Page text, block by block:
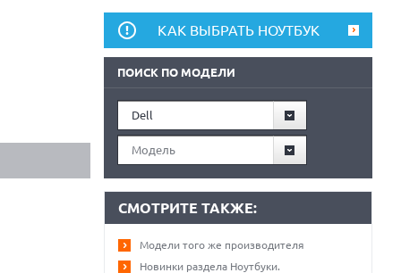
КАК ВЫБРАТЬ НОУТБУК
ПОИСК ПО МОДЕЛИ
Dell
Модель
СМОТРИТЕ ТАКЖЕ:
Модели того же производителя
Новинки раздела Ноутбуки.